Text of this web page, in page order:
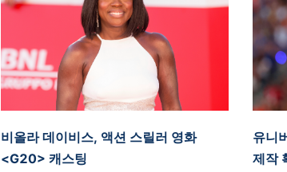
비올라 데이비스, 액션 스릴러 영화
<G20> 캐스팅
유니
제작